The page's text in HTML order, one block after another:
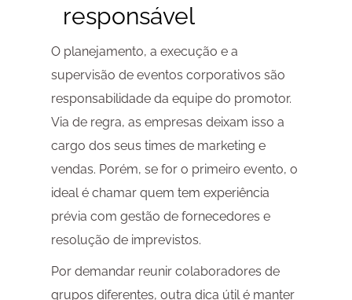
responsável
O planejamento, a execução e a
supervisão de eventos corporativos são
responsabilidade da equipe do promotor.
Via de regra, as empresas deixam isso a
cargo dos seus times de marketing e
vendas. Porém, se for o primeiro evento, o
ideal é chamar quem tem experiência
prévia com gestão de fornecedores e
resolução de imprevistos.
Por demandar reunir colaboradores de
grupos diferentes, outra dica útil é manter